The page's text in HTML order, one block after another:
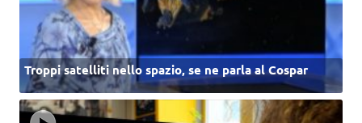
Troppi satelliti nello spazio, se ne parla al Cospar